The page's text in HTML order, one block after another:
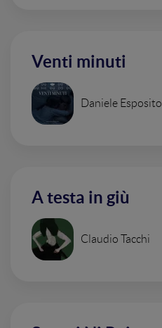
Venti minuti
Daniele Esposito
A testa in giù
Claudio Tacchi